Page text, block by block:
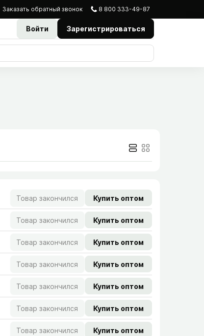
Заказать обратный звонок 8 800 333-49-87
Войти Зарегистрироваться
Товар закончился Купить оптом
Товар закончился Купить оптом
Товар закончился Купить оптом
Товар закончился Купить оптом
Товар закончился Купить оптом
Товар закончился Купить оптом
Товар закончился Купить оптом